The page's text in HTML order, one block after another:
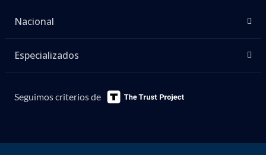
Nacional
Especializados
Seguimos criterios de